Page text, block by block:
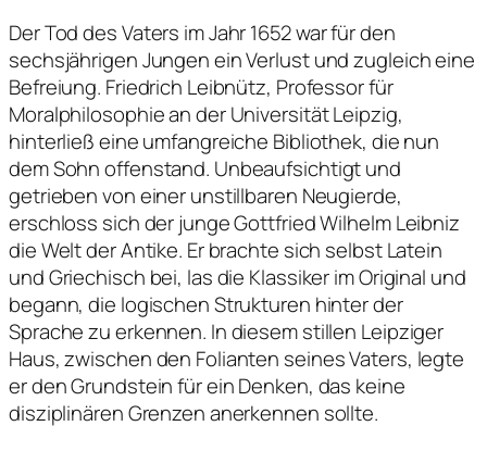
Der Tod des Vaters im Jahr 1652 war für den
sechsjährigen Jungen ein Verlust und zugleich eine
Befreiung. Friedrich Leibnütz, Professor für
Moralphilosophie an der Universität Leipzig,
hinterließ eine umfangreiche Bibliothek, die nun
dem Sohn offenstand. Unbeaufsichtigt und
getrieben von einer unstillbaren Neugierde,
erschloss sich der junge Gottfried Wilhelm Leibniz
die Welt der Antike. Er brachte sich selbst Latein
und Griechisch bei, las die Klassiker im Original und
begann, die logischen Strukturen hinter der
Sprache zu erkennen. In diesem stillen Leipziger
Haus, zwischen den Folianten seines Vaters, legte
er den Grundstein für ein Denken, das keine
disziplinären Grenzen anerkennen sollte.